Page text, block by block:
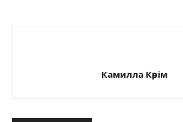
Камилла Кәрім